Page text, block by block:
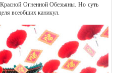
Огненной Обезьяны. Но суть
всеобщих каникул.